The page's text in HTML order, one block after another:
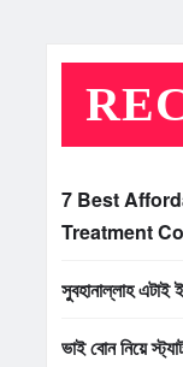
7 Best
Treatment
সুবহানাল্লাহ এটাই
ভাই বোন নিয়ে